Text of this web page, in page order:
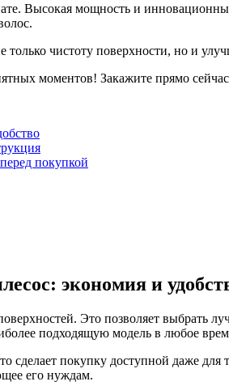
Высокая мощность и
чистоту поверхности, но и
моментов! Закажите прямо
покупкой
экономия и
Это позволяет выбрать
подходящую модель в любое
покупку доступной даже для
его нуждам.